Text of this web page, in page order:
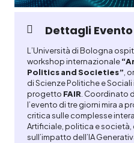
Dettagli Evento
L’Università di Bologna
workshop internazionale
Politics and Societies”,
di Scienze Politiche e
progetto FAIR. Coordinato
l’evento di tre giorni mira a
critica sulle complesse
Artificiale, politica e
sull’impatto dell’IA